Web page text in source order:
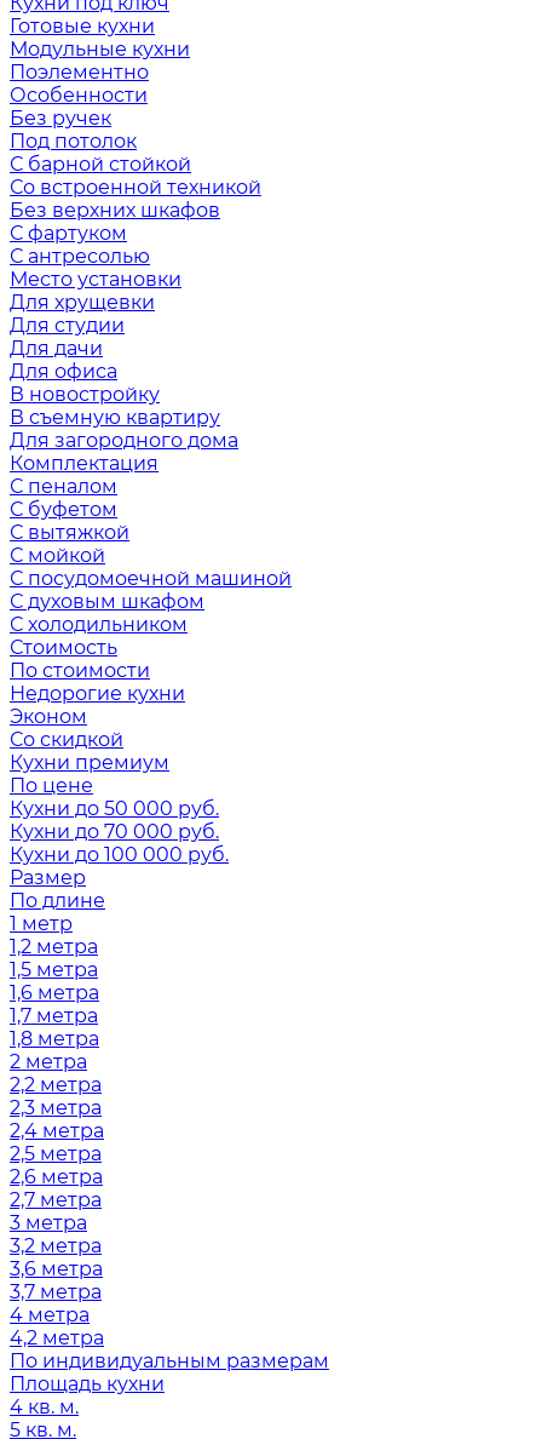
Готовые кухни
Модульные кухни
Поэлементно
Особенности
Без ручек
Под потолок
С барной стойкой
Со встроенной техникой
Без верхних шкафов
С фартуком
С антресолью
Место установки
Для хрущевки
Для студии
Для дачи
Для офиса
В новостройку
В съемную квартиру
Для загородного дома
Комплектация
С пеналом
С буфетом
С вытяжкой
С мойкой
С посудомоечной машиной
С духовым шкафом
С холодильником
Стоимость
По стоимости
Недорогие кухни
Эконом
Со скидкой
Кухни премиум
По цене
Кухни до 50 000 руб.
Кухни до 70 000 руб.
Кухни до 100 000 руб.
Размер
По длине
1 метр
1,2 метра
1,5 метра
1,6 метра
1,7 метра
1,8 метра
2 метра
2,2 метра
2,3 метра
2,4 метра
2,5 метра
2,6 метра
2,7 метра
3 метра
3,2 метра
3,6 метра
3,7 метра
4 метра
4,2 метра
По индивидуальным размерам
Площадь кухни
4 кв. м.
5 кв. м.